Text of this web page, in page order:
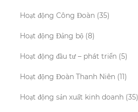
Hoạt động Công Đoàn (35)
Hoạt động Đảng bộ (8)
Hoạt động đầu tư – phát triển (5)
Hoạt động Đoàn Thanh Niên (11)
Hoạt động sản xuất kinh doanh (35)